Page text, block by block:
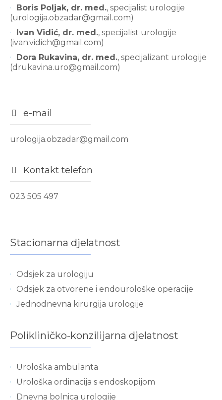
Boris Poljak, dr. med., specijalist urologije
(urologija.obzadar@gmail.com)
Ivan Vidić, dr. med., specijalist urologije
(ivan.vidich@gmail.com)
Dora Rukavina, dr. med., specijalizant urologije
(drukavina.uro@gmail.com)
e-mail
urologija.obzadar@gmail.com
Kontakt telefon
023 505 497
Stacionarna djelatnost
Odsjek za urologiju
Odsjek za otvorene i endourološke operacije
Jednodnevna kirurgija urologije
Polikliničko-konzilijarna djelatnost
Urološka ambulanta
Urološka ordinacija s endoskopijom
Dnevna bolnica urologije